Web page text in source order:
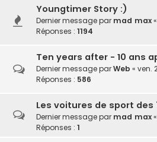
Youngtimer Story :)
Dernier message par mad max«
Réponses : 1194
Ten years after - 10 ans
Dernier message parWeb « ven.
Réponses : 586
Les voitures de sport des
Dernier message par mad max«
Réponses : 1